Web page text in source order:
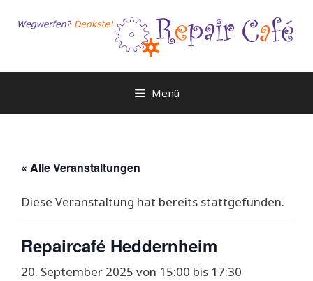
Inhalt
Menü
« Alle Veranstaltungen
Diese Veranstaltung hat bereits stattgefunden.
Repaircafé Heddernheim
20. September 2025 von 15:00 bis 17:30